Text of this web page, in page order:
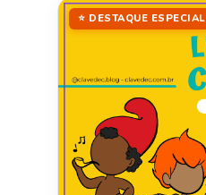
⭐ DESTAQUE ESPECIAL